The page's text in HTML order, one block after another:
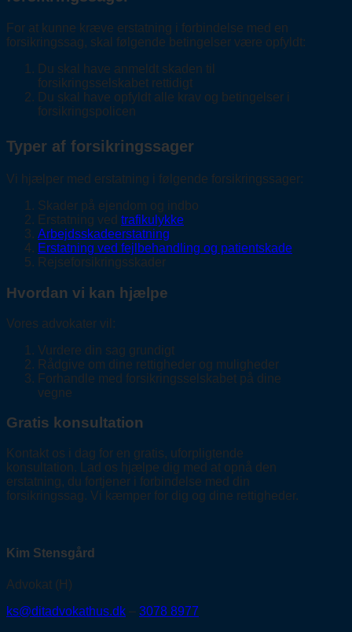
For at kunne kræve erstatning i forbindelse med en
forsikringssag, skal følgende betingelser være opfyldt:
Du skal have anmeldt skaden til
forsikringsselskabet rettidigt
Du skal have opfyldt alle krav og betingelser i
forsikringspolicen
Typer af forsikringssager
Vi hjælper med erstatning i følgende forsikringssager:
Skader på ejendom og indbo
Erstatning ved trafikulykke
Arbejdsskadeerstatning
Erstatning ved fejlbehandling og patientskade
Rejseforsikringsskader
Hvordan vi kan hjælpe
Vores advokater vil:
Vurdere din sag grundigt
Rådgive om dine rettigheder og muligheder
Forhandle med forsikringsselskabet på dine
vegne
Gratis konsultation
Kontakt os i dag for en gratis, uforpligtende
konsultation. Lad os hjælpe dig med at opnå den
erstatning, du fortjener i forbindelse med din
forsikringssag. Vi kæmper for dig og dine rettigheder.
Kim Stensgård
Advokat (H)
ks@ditadvokathus.dk – 3078 8977